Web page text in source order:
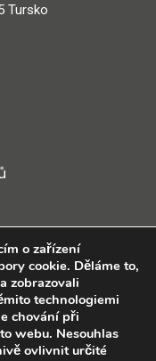
Tursko
o zařízení
cookie. Děláme to,
zobrazovali
technologiemi
chování při
webu. Nesouhlas
ovlivnit určité